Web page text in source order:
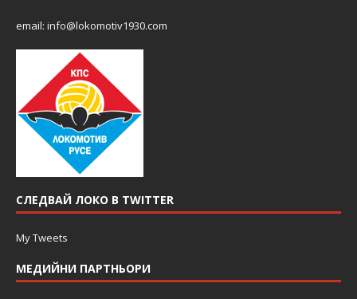
email: info@lokomotiv1930.com
СЛЕДВАЙ ЛОКО В TWITTER
My Tweets
МЕДИЙНИ ПАРТНЬОРИ